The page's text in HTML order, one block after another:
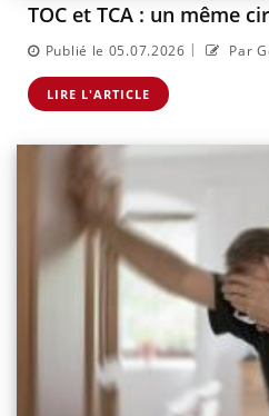
TOC et TCA : un même
Publié le 05.07.2026 | Par
LIRE L'ARTICLE